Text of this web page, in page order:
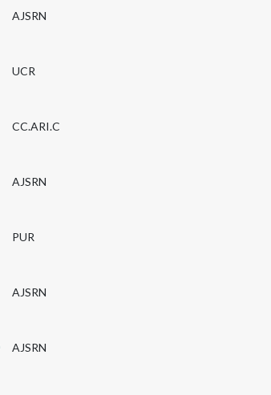
AJSRN
UCR
CC.ARI.C
AJSRN
PUR
AJSRN
AJSRN